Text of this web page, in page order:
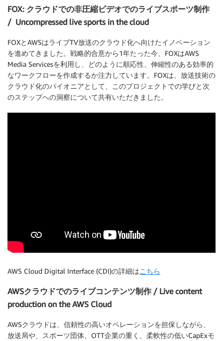
FOX: クラウドでの非圧縮ビデオでのライブスポーツ制作
/ Uncompressed live sports in the cloud
FOXとAWSはライブTV放送のクラウド化へ向けたイノベーション
を進めてきました。戦略的合意から1年たった今、FOXはAWS
Media Servicesを利用し、どのように順応性、伸縮性のある効率的
なワークフローを作成するか注力しています。FOXは、放送技術の
クラウド化のパイオニアとして、このプロジェクトでの学びと次
のステップへの洞察について共有いただきました。
AWS Cloud Digital Interface (CDI)の詳細はこちら
AWSクラウドでのライブコンテンツ制作 / Live content
production on the AWS Cloud
AWSクラウドは、信頼性の高いオペレーションを担保しながら、
放送局や、スポーツ団体、OTT企業の重く、柔軟性の低いCapExモ